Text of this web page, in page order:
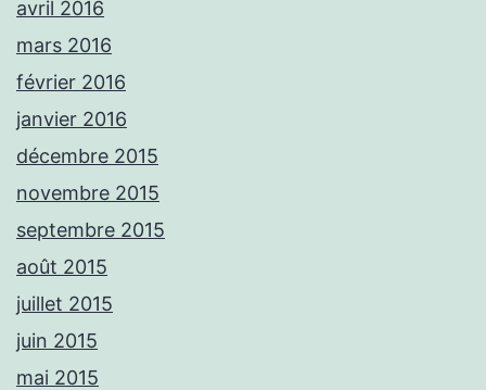
avril 2016
mars 2016
février 2016
janvier 2016
décembre 2015
novembre 2015
septembre 2015
août 2015
juillet 2015
juin 2015
mai 2015